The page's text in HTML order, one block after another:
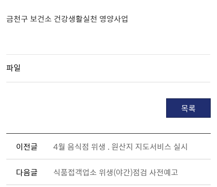
금천구 보건소 건강생활실천 영양사업
파일
목록
이전글 4월 음식점 위생 . 원산지 지도서비스 실시
다음글 식품접객업소 위생(야간)점검 사전예고